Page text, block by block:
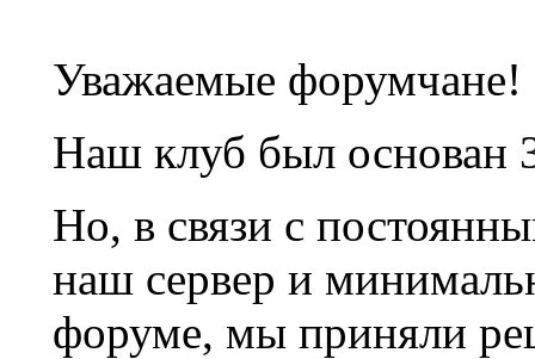
Уважаемые форумчане!
Наш клуб был основан
Но, в связи с
наш сервер и
форуме, мы приняли